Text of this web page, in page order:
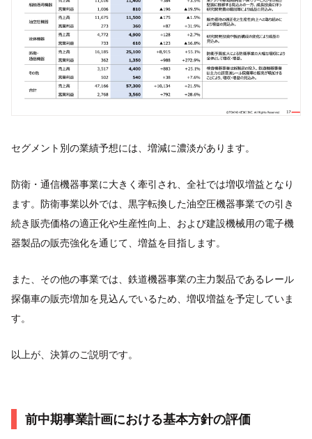
セグメント別の業績予想には、増減に濃淡があります。
防衛・通信機器事業に大きく牽引され、全社では増収増益となり
ます。防衛事業以外では、黒字転換した油空圧機器事業での引き
続き販売価格の適正化や生産性向上、および建設機械用の電子機
器製品の販売強化を通じて、増益を目指します。
また、その他の事業では、鉄道機器事業の主力製品であるレール
探傷車の販売増加を見込んでいるため、増収増益を予定していま
す。
以上が、決算のご説明です。
前中期事業計画における基本方針の評価